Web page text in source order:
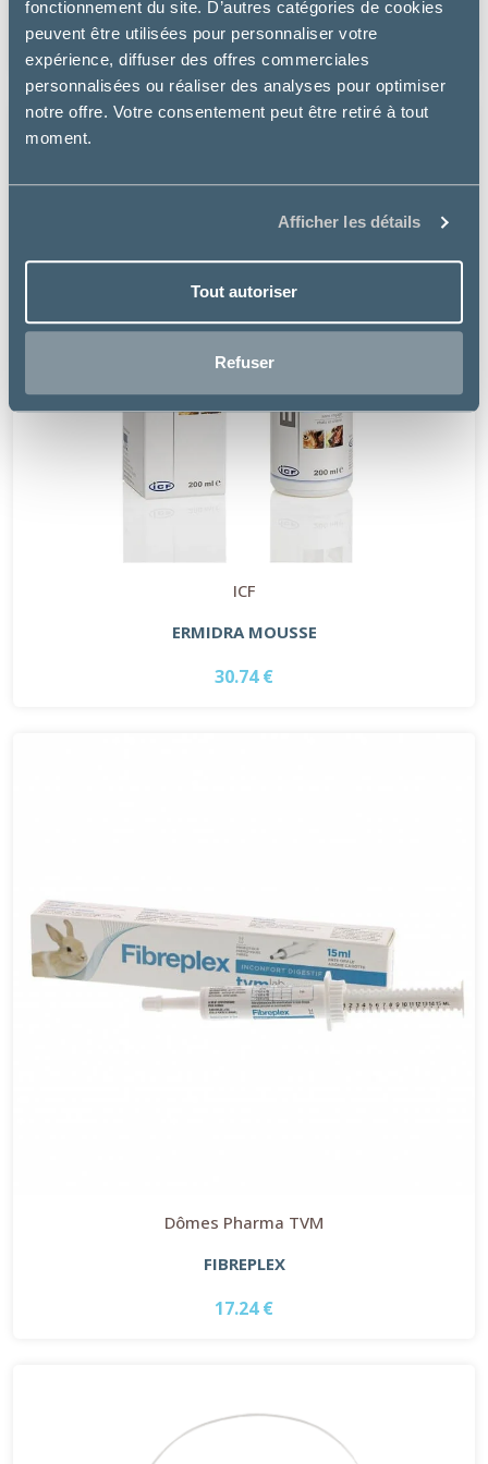
fonctionnement du site. D’autres catégories de cookies
peuvent être utilisées pour personnaliser votre
expérience, diffuser des offres commerciales
personnalisées ou réaliser des analyses pour optimiser
notre offre. Votre consentement peut être retiré à tout
moment.
Afficher les détails
Tout autoriser
Refuser
7.19€
ICF
ERMIDRA MOUSSE
30.74 €
Dômes Pharma TVM
FIBREPLEX
17.24 €